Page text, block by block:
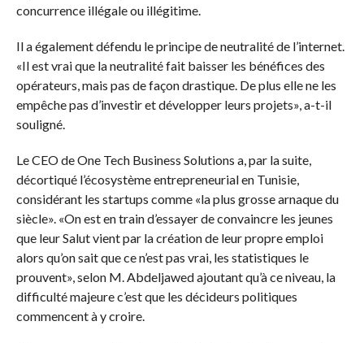
concurrence illégale ou illégitime.
Il a également défendu le principe de neutralité de l’internet.
«Il est vrai que la neutralité fait baisser les bénéfices des
opérateurs, mais pas de façon drastique. De plus elle ne les
empêche pas d’investir et développer leurs projets», a-t-il
souligné.
Le CEO de One Tech Business Solutions a, par la suite,
décortiqué l’écosystème entrepreneurial en Tunisie,
considérant les startups comme «la plus grosse arnaque du
siècle». «On est en train d’essayer de convaincre les jeunes
que leur Salut vient par la création de leur propre emploi
alors qu’on sait que ce n’est pas vrai, les statistiques le
prouvent», selon M. Abdeljawed ajoutant qu’à ce niveau, la
difficulté majeure c’est que les décideurs politiques
commencent à y croire.